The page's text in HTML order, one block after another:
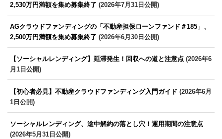
2,530万円満額を集め募集終了 (2026年7月31日公開)
AGクラウドファンディングの「不動産担保ローンファンド＃185」、
2,500万円満額を集め募集終了 (2026年6月30日公開)
【ソーシャルレンディング】延滞発生！回収への道と注意点 (2026年6
月1日公開)
【初心者必見】不動産クラウドファンディング入門ガイド (2026年6月
1日公開)
ソーシャルレンディング、途中解約の落とし穴！運用期間の注意点
(2026年5月31日公開)